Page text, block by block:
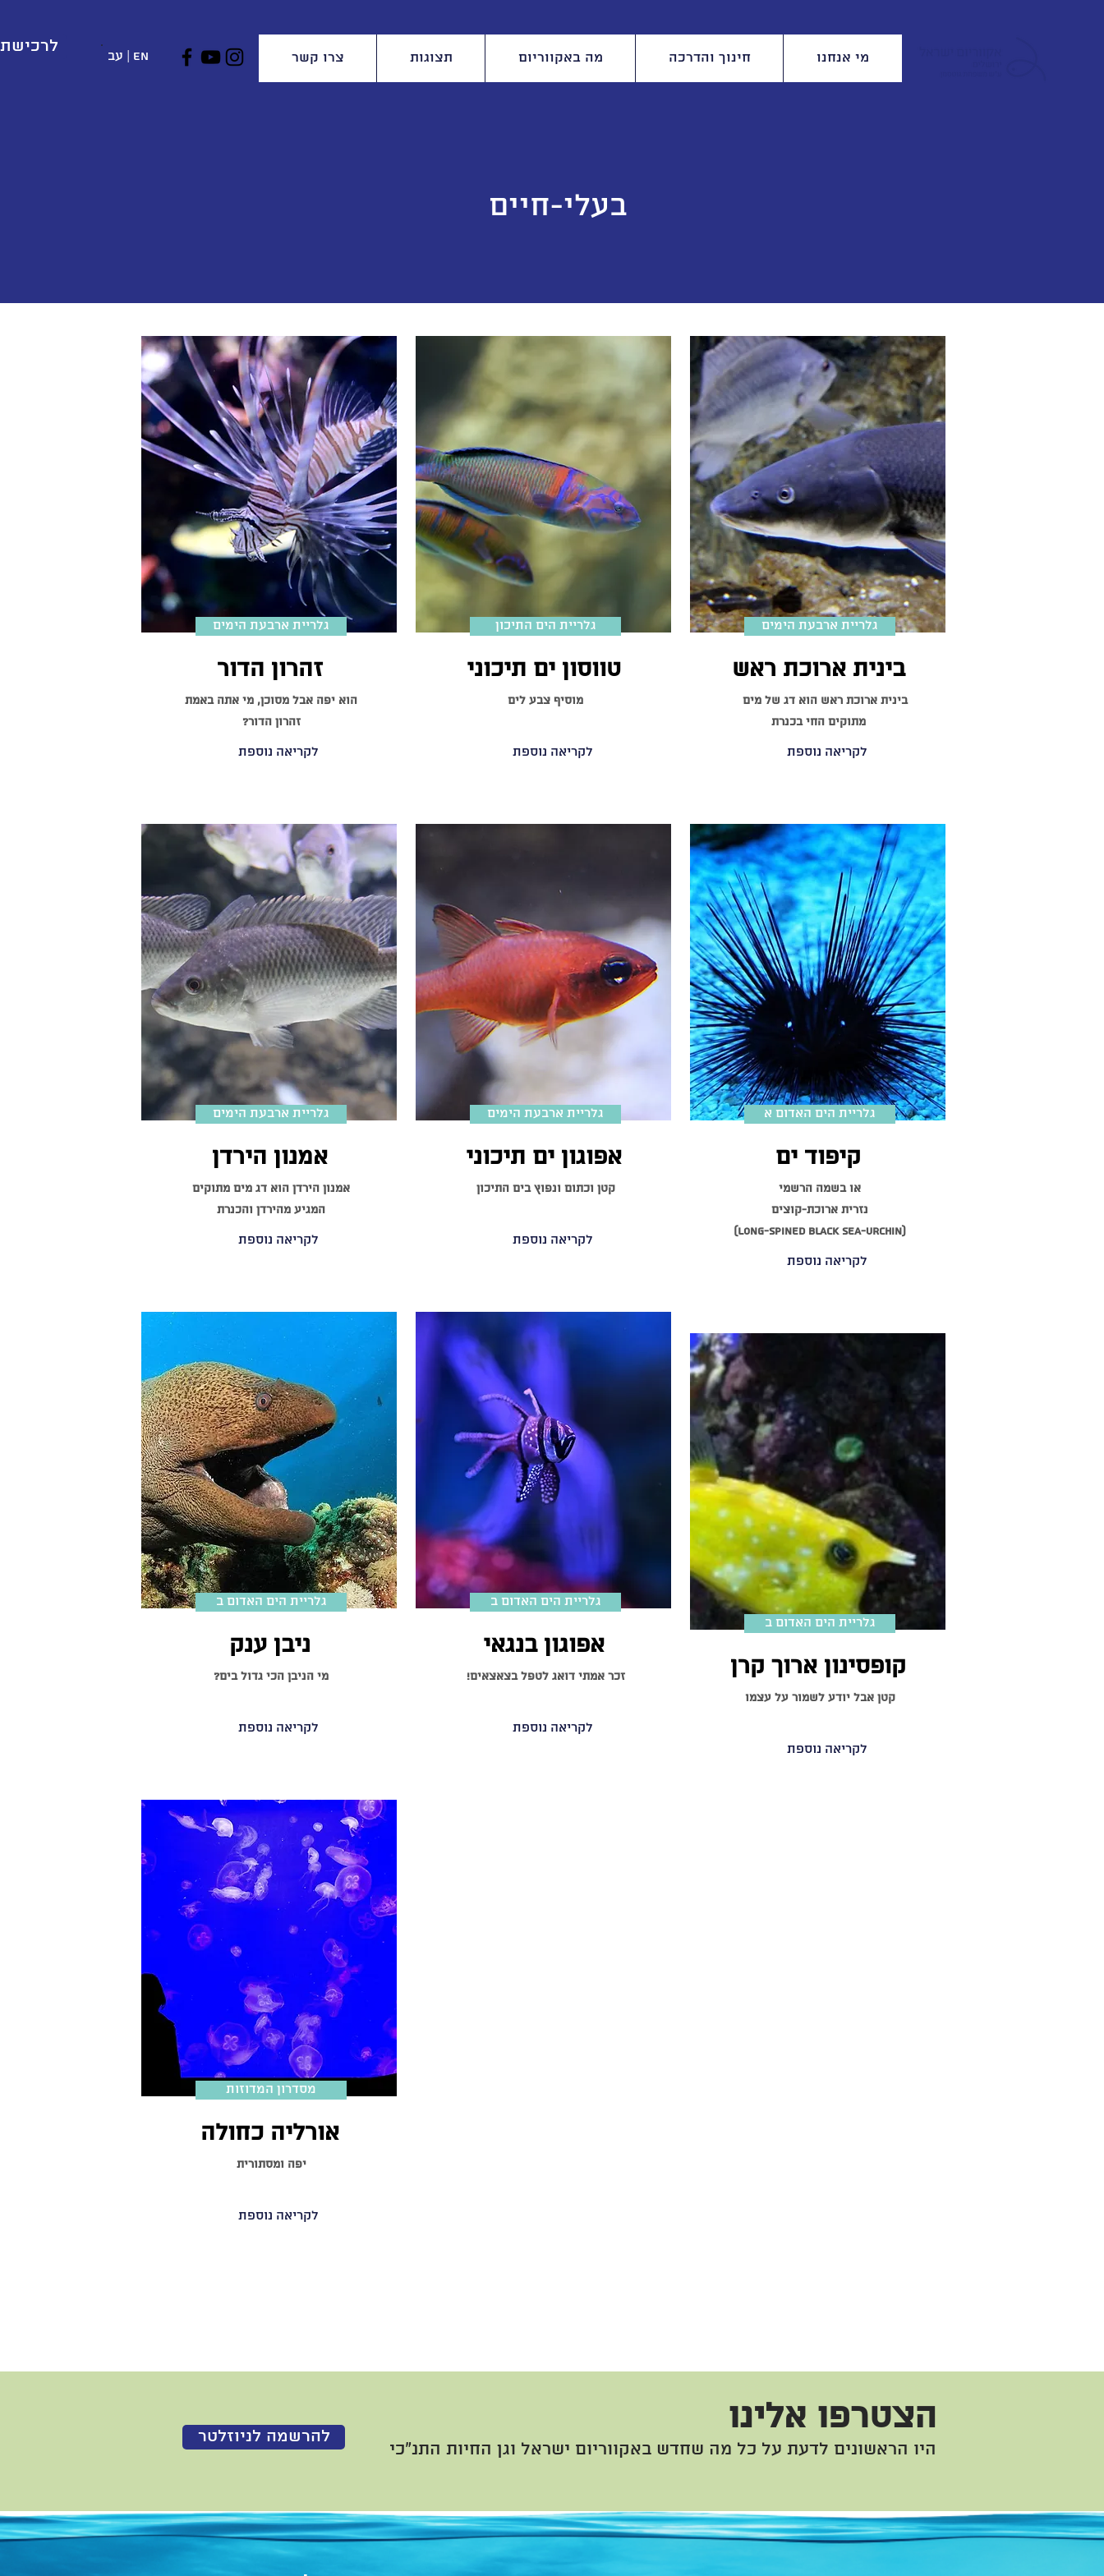
מי אנחנו חינוך והדרכה מה באקווריום תצוגות צרו קשר EN עב
בעלי-חיים
גלריית ארבעת הימים
זהרון הדור
הוא יפה אבל מסוכן, מי אתה באמת
זהרון הדור?
לקריאה נוספת
גלריית ארבעת הימים
אמנון הירדן
אמנון הירדן הוא דג מים מתוקים
המגיע מהירדן והכנרת
לקריאה נוספת
גלריית הים האדום ב
ניבן ענק
מי הניבן הכי גדול בים?
לקריאה נוספת
מסדרון המדוזות
אורליה כחולה
יפה ומסתורית
לקריאה נוספת
גלריית הים התיכון
טווסון ים תיכוני
מוסיף צבע לים
לקריאה נוספת
גלריית ארבעת הימים
אפוגון ים תיכוני
קטן וכתום ונפוץ בים התיכון
לקריאה נוספת
גלריית הים האדום ב
אפוגון בנגאי
זכר אמתי דואג לטפל בצאצאים!
לקריאה נוספת
גלריית ארבעת הימים
בינית ארוכת ראש
מתוקים החי בכנרת
לקריאה נוספת
גלריית הים האדום א
קיפוד ים
או בשמה הרשמי
נזרית ארוכת-קוצים
(Long-spined black sea-urchin)
לקריאה נוספת
גלריית הים האדום ב
קופסינון ארוך קרן
קטן אבל יודע לשמור על עצמו
לקריאה נוספת
להרשמה לניוזלטר
היו הראשונים לדעת על כל מה שחדש באקווריום ישראל וגן החיות התנ"כי
הצטרפו אלינו